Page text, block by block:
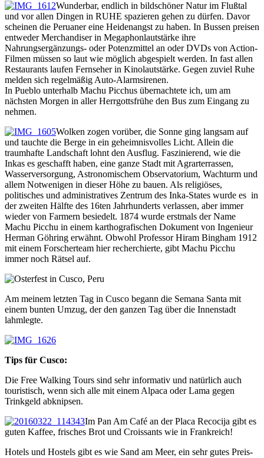
Wunderbar, endlich in bildschöner Natur im Flußtal
und vor allen Dingen in RUHE spazieren gehen zu dürfen. Davor
scheinen die Peruaner eine Heidenangst zu haben. In Bussen preisen
entweder Merchandiser in Megaphonlautstärke ihre
Nahrungsergänzungs- oder Potenzmittel an oder DVDs von Action-
Filmen müssen so laut wie möglich abgespielt werden. In fast allen
Restaurants laufen Fernseher in Kinolautstärke. Gegen zuviel Ruhe
melden sich regelmäßig Auto-Alarmsirenen.
In Pueblo unterhalb Machu Picchus übernachtete ich, um am
nächsten Morgen in aller Herrgottsfrühe den Bus zum Eingang zu
nehmen.
Wolken zogen vorüber, die Sonne ging langsam auf
und tauchte die Berge in ein geheimnisvolles Licht. Allein die
traumhafte Landschaft lohnt den Ausflug. Faszinierend, wie die
Inkas es geschafft haben, eine ganze Stadt mit Agrarterrassen,
Wasserversorgung, Astronomischem Observatorium, Wachturm und
allem Notwenigen in dieser Höhe zu bauen. Als religiöses,
politisches und administratives Zentrum des Inka-States wurde es in
der zweiten Hälfte des 16ten Jahrhunderts verlassen, aber immer
wieder von Farmern besiedelt. 1874 wurde erstmals der Name
Machu Picchu in einem karthografischen Dokument von Ingenieur
Herman Göhring erwähnt. Obwohl Professor Hiram Bingham 1912
mit einem Forscherteam hier recherchierte, gibt Machu Picchu
immer noch Rätsel auf.
Am meinem letzten Tag in Cusco begann die Semana Santa mit
einem bunten Umzug, der den ganzen Tag über die Innenstadt
lahmlegte.
Tips für Cusco:
Die Free Walking Tours sind sehr informativ und natürlich auch
touristisch, wenn sich alle mit einem Alpaca oder Lama gegen
Trinkgeld abknipsen.
Im Pan Am Café an der Placa Recocija gibt es
guten Kaffee, frisches Brot und Croissants wie in Frankreich!
Hotels und Hostels gibt es wie Sand am Meer, ein sehr gutes Preis-